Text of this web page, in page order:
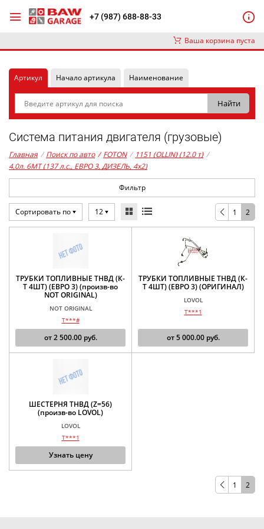
+7 (987) 688-88-33
Ваша корзина пуста
Артикул Начало артикула Наименование
Система питания двигателя (грузовые)
Главная / Поиск по авто / FOTON / 1151 (OLLIN) (12.0 т) /
4,0л. 6MT (137 л.с., ЕВРО 3, ДИЗЕЛЬ, 4x2)
Фильтр
Сортировать по 12 1 2
ТРУБКИ ТОПЛИВНЫЕ ТНВД (К-
Т 4ШТ) (ЕВРО 3) (произв-во
NOT ORIGINAL)
NOT ORIGINAL
T***#
от2 500.00руб.
ТРУБКИ ТОПЛИВНЫЕ ТНВД (К-
Т 4ШТ) (ЕВРО 3) (ОРИГИНАЛ)
LOVOL
T***1
от5 000.00руб.
ШЕСТЕРНЯ ТНВД (Z=56)
(произв-во LOVOL)
LOVOL
T***1
Узнать цену
1 2